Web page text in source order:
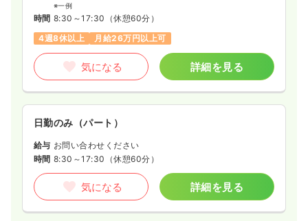
※一例
時間 8:30～17:30 （休憩60分）
4週8休以上
月給26万円以上可
気になる 詳細を見る
日勤のみ（パート）
給与 お問い合わせください
時間 8:30～17:30 （休憩60分）
気になる 詳細を見る